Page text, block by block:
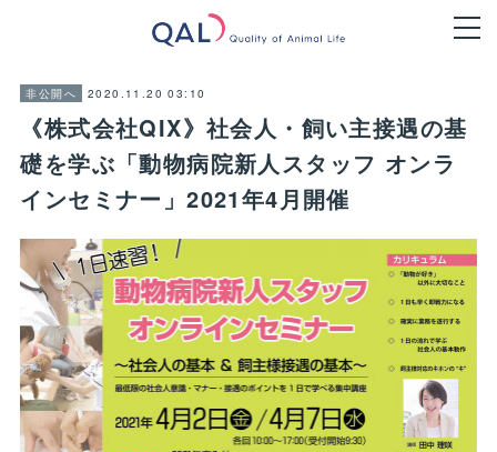
非公開へ 2020.11.20 03:10
《株式会社QIX》社会人・飼い主接遇の基
礎を学ぶ「動物病院新人スタッフ オンラ
インセミナー」2021年4月開催